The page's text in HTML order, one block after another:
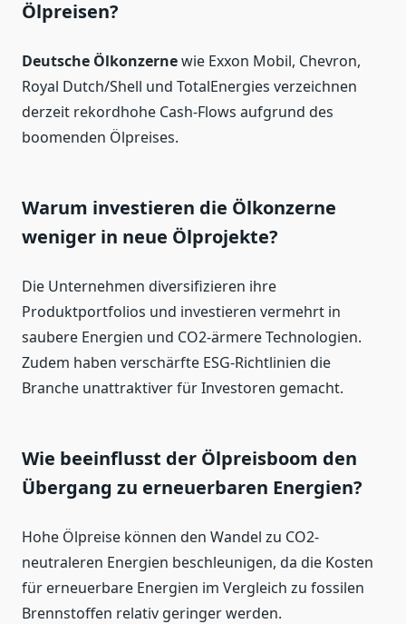
Ölpreisen?
Deutsche Ölkonzernewie Exxon Mobil, Chevron,
Royal Dutch/Shell und TotalEnergies verzeichnen
derzeit rekordhohe Cash-Flows aufgrund des
boomenden Ölpreises.
Warum investieren die Ölkonzerne
weniger in neue Ölprojekte?
Die Unternehmen diversifizieren ihre
Produktportfolios und investieren vermehrt in
saubere Energien und CO2-ärmere Technologien.
Zudem haben verschärfte ESG-Richtlinien die
Branche unattraktiver für Investoren gemacht.
Wie beeinflusst der Ölpreisboom den
Übergang zu erneuerbaren Energien?
Hohe Ölpreise können den Wandel zu CO2-
neutraleren Energien beschleunigen, da die Kosten
für erneuerbare Energien im Vergleich zu fossilen
Brennstoffen relativ geringer werden.